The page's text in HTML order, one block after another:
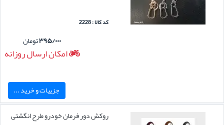
کد کالا : 2228
۳۹۵/۰۰۰تومان
امکان ارسال روزانه
جزییات و خرید ...
روکش دور فرمان خودرو طرح انگشتی